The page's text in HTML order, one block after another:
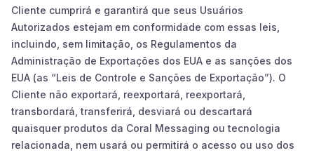
Cliente cumprirá e garantirá que seus Usuários
Autorizados estejam em conformidade com essas leis,
incluindo, sem limitação, os Regulamentos da
Administração de Exportações dos EUA e as sanções dos
EUA (as “Leis de Controle e Sanções de Exportação”). O
Cliente não exportará, reexportará, reexportará,
transbordará, transferirá, desviará ou descartará
quaisquer produtos da Coral Messaging ou tecnologia
relacionada, nem usará ou permitirá o acesso ou uso dos